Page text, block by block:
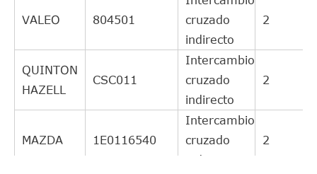
VALEO 804501
cruzado
indirecto
2
QUINTON
HAZELL
CSC011
Intercambio
cruzado
indirecto
2
MAZDA 1E0116540
Intercambio
cruzado
indirecto
2